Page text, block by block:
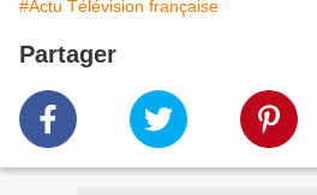
#Actu Télévision française
Partager